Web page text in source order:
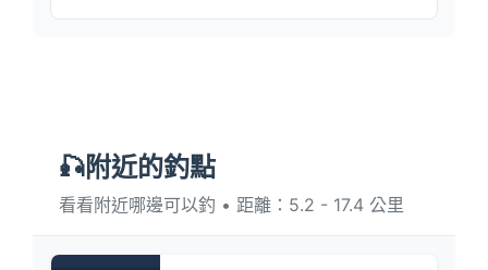
🎣附近的釣點
看看附近哪邊可以釣 • 距離：5.2 - 17.4 公里